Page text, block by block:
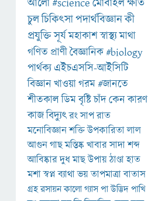
আলো#scienceমোবাইলক্ষতি
চুলচিকিৎসাপদার্থবিজ্ঞানকী
প্রযুক্তিসূর্যমহাকাশস্বাস্থ্যমাথা
গণিত প্রাণীবৈজ্ঞানিক#biology
পার্থক্য এইচএসসি-আইসিটি
বিজ্ঞানখাওয়াগরম#জানতে
শীতকালডিমবৃষ্টিচাঁদকেনকারণ
কাজবিদ্যুৎরংসাপরাত
মনোবিজ্ঞানশক্তিউপকারিতালাল
আগুনগাছমস্তিষ্কখাবারসাদাশব্দ
আবিষ্কারদুধমাছউপায়ঠাণ্ডাহাত
মশাস্বপ্নব্যাথাভয়তাপমাত্রাবাতাস
গ্রহরসায়নকালোগ্যাসপাউদ্ভিদপাখি